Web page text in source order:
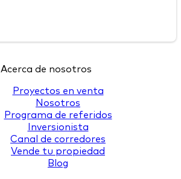
Acerca de nosotros
Proyectos en venta
Nosotros
Programa de referidos
Inversionista
Canal de corredores
Vende tu propiedad
Blog